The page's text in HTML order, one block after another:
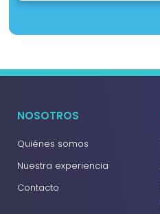
NOSOTROS
Quiénes somos
Nuestra experiencia
Contacto